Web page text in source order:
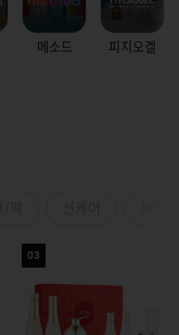
메소드 피지오겔
03